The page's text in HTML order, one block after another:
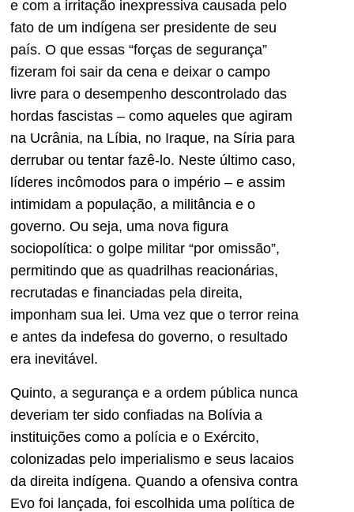
e com a irritação inexpressiva causada pelo
fato de um indígena ser presidente de seu
país. O que essas “forças de segurança”
fizeram foi sair da cena e deixar o campo
livre para o desempenho descontrolado das
hordas fascistas – como aqueles que agiram
na Ucrânia, na Líbia, no Iraque, na Síria para
derrubar ou tentar fazê-lo. Neste último caso,
líderes incômodos para o império – e assim
intimidam a população, a militância e o
governo. Ou seja, uma nova figura
sociopolítica: o golpe militar “por omissão”,
permitindo que as quadrilhas reacionárias,
recrutadas e financiadas pela direita,
imponham sua lei. Uma vez que o terror reina
e antes da indefesa do governo, o resultado
era inevitável.
Quinto, a segurança e a ordem pública nunca
deveriam ter sido confiadas na Bolívia a
instituições como a polícia e o Exército,
colonizadas pelo imperialismo e seus lacaios
da direita indígena. Quando a ofensiva contra
Evo foi lançada, foi escolhida uma política de